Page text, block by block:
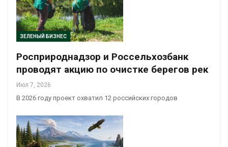
ЗЕЛЕНЫЙ БИЗНЕС
Росприроднадзор и Россельхозбанк
проводят акцию по очистке берегов рек
Июл 7, 2026
В 2026 году проект охватил 12 российских городов